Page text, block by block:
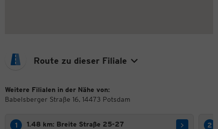
Route zu dieser Filiale
Weitere Filialen in der Nähe von:
Babelsberger Straße 16, 14473 Potsdam
1.48 km: Breite Straße 25-27